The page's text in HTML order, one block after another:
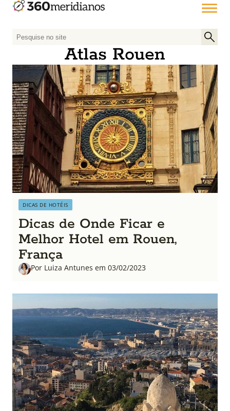
P
q
u
i
s
a
r
p
o
r
:
Atlas Rouen
DICAS DE HOTÉIS
Dicas de Onde Ficar e
Melhor Hotel em Rouen,
França
Por Luiza Antunes em 03/02/2023